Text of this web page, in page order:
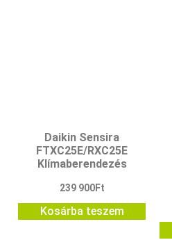
Daikin Sensira
FTXC25E/RXC25E
Klímaberendezés
239 900Ft
Kosárba teszem